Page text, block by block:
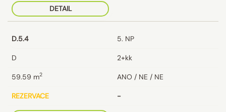
DETAIL
D.5.4 5. NP
D 2+kk
59.59 m2 ANO / NE / NE
REZERVACE -